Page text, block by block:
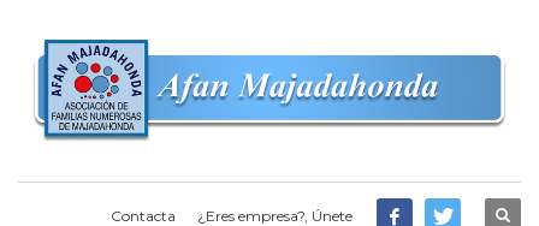
Contacta ¿Eres empresa?, Únete